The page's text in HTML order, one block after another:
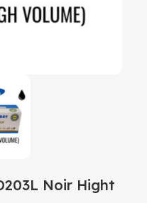
Noir Hight